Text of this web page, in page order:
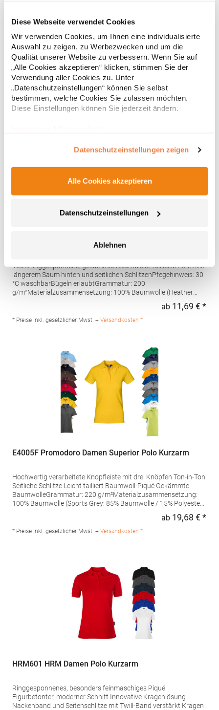
Diese Webseite verwendet Cookies
Wir verwenden Cookies, um Ihnen eine individualisierte
Auswahl zu zeigen, zu Werbezwecken und um die
Qualität unserer Website zu verbessern. Wenn Sie auf
„Alle Cookies akzeptieren“ klicken, stimmen Sie der
Verwendung aller Cookies zu. Unter
„Datenschutzeinstellungen“ können Sie selbst
bestimmen, welche Cookies Sie zulassen möchten.
Diese Einstellungen können Sie jederzeit ändern.
Datenschutzeinstellungen zeigen
Alle Cookies akzeptieren
Datenschutzeinstellungen
Ablehnen
Tailliertes Kurzarm-Poloshirt für Damen aus zertifizierter Bio-
Baumwolle Kragen und Ärmelbündchen aus 1x1-Rippe
Knopfleiste mit zwei Knöpfen Verstärkte Nahtabdeckung am
Kragen Seitenschlitze am Saum Herausreißbares
LabelPfegehinweis: 40 °C waschbarBügeln erlaubtGrammatur:
210 g/m²Materialzusammensetzung: 100% Baumwolle (Heather
Grey: 85% Baumwolle / 15% Viskose)Angaben zur
Spanien E-Mail: info@gorfactory.es
ab12,55 € *
* Preise inkl. gesetzlicher Mwst. +Versandkosten *
AQ020 Asquith & Fox Damen klassisches Polo
100% ringgesponnene, gekämmte Baumwolle Taillierte Form Mit
längerem Saum hinten und seitlichen SchlitzenPfegehinweis: 30
°C waschbarBügeln erlaubtGrammatur: 200
g/m²Materialzusammensetzung: 100% Baumwolle (Heather
Naas Road Bus. Park Naas Road Dublin D12 ER80 ROI Irland E-
ab 11,69 € *
* Preise inkl. gesetzlicher Mwst. + Versandkosten *
E4005F Promodoro Damen Superior Polo Kurzarm
Hochwertig verarbeitete Knopfleiste mit drei Knöpfen Ton-in-Ton
Seitliche Schlitze Leicht tailliert Baumwoll-Piqué Gekämmte
BaumwolleGrammatur: 220 g/m²Materialzusammensetzung:
100% Baumwolle (Sports Grey: 85% Baumwolle / 15% Polyester),
Produktsicherheit: Herst.-Nr.: 4005FHersteller: Promodoro
Fashion GmbH Am Gatherhof 57 40472 Düsseldorf Deutschland
ab 19,68 € *
* Preise inkl. gesetzlicher Mwst. + Versandkosten *
HRM601 HRM Damen Polo Kurzarm
Ringgesponnenes, besonders feinmaschiges Piqué
Figurbetonter, moderner Schnitt Innovative Kragenlösung
Nackenband und Seitenschlitze mit Twill-Band verstärkt Kragen